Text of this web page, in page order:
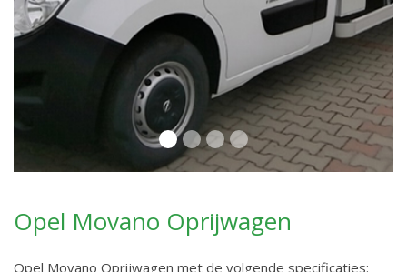
Opel Movano Oprijwagen
Opel Movano Oprijwagen met de volgende specificaties: